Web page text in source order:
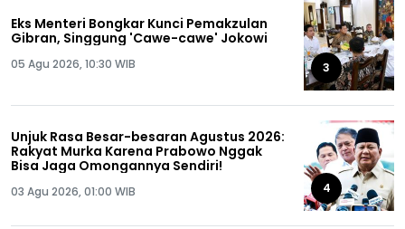
Eks Menteri Bongkar Kunci Pemakzulan
Gibran, Singgung 'Cawe-cawe' Jokowi
05 Agu 2026, 10:30 WIB 3
Unjuk Rasa Besar-besaran Agustus 2026:
Rakyat Murka Karena Prabowo Nggak
Bisa Jaga Omongannya Sendiri!
03 Agu 2026, 01:00 WIB 4